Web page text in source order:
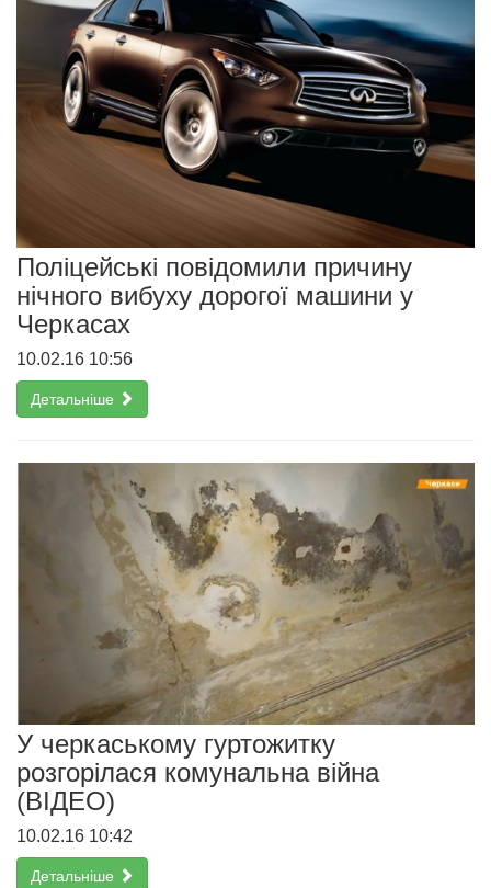
Поліцейські повідомили причину
нічного вибуху дорогої машини у
Черкасах
10.02.16 10:56
Детальніше
У черкаському гуртожитку
розгорілася комунальна війна
(ВІДЕО)
10.02.16 10:42
Детальніше